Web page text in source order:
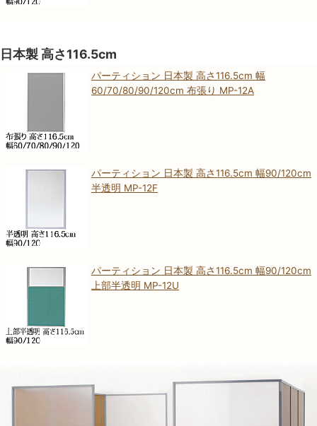
日本製 高さ116.5cm
パーティション 日本製 高さ116.5cm 幅
60/70/80/90/120cm 布張り MP-12A
パーティション 日本製 高さ116.5cm 幅90/120cm
半透明 MP-12F
パーティション 日本製 高さ116.5cm 幅90/120cm
上部半透明 MP-12U